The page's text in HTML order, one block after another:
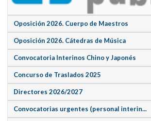
Oposición 2026. Cuerpo de Maestros
Oposición 2026. Cátedras de Música
Convocatoria Interinos Chino y Japonés
Concurso de Traslados 2025
Directores 2026/2027
Convocatorias urgentes (personal interin...